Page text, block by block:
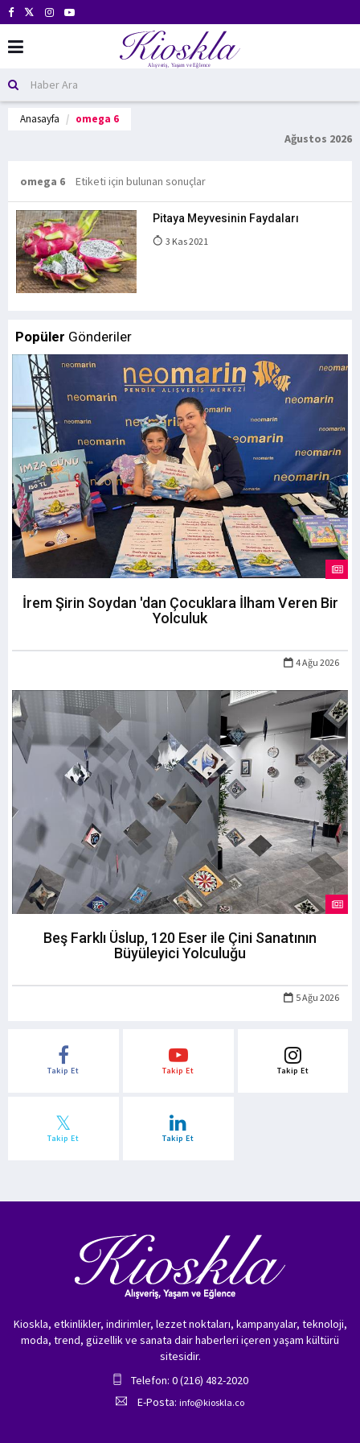
Anasayfa omega 6
Ağustos 2026
omega 6 Etiketi için bulunan sonuçlar
Pitaya Meyvesinin Faydaları
3 Kas 2021
Popüler Gönderiler
İrem Şirin Soydan 'dan Çocuklara İlham Veren Bir
Yolculuk
4 Ağu 2026
Beş Farklı Üslup, 120 Eser ile Çini Sanatının
Büyüleyici Yolculuğu
5 Ağu 2026
Takip Et Takip Et Takip Et
Takip Et Takip Et
Kioskla, etkinlikler, indirimler, lezzet noktaları, kampanyalar, teknoloji,
moda, trend, güzellik ve sanata dair haberleri içeren yaşam kültürü
sitesidir.
Telefon: 0 (216) 482-2020
E-Posta: info@kioskla.co